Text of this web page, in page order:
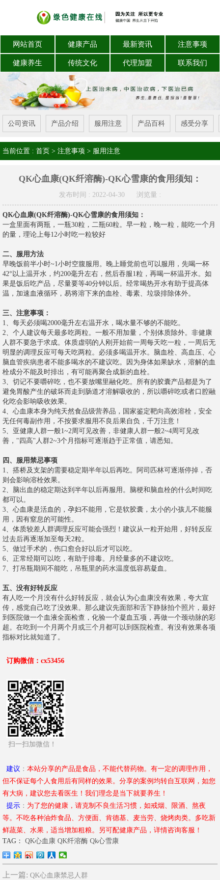
网站首页 健康产品 最新资讯 注意事项
健康养生 传统文化 代理加盟 联系我们
公司资讯 产品介绍 服用注意 产品百科 感受分享
当前位置 : 首页 > 注意事项 > 服用注意
QK心血康(QK纤溶酶)-QK心雪康的食用须知：
发布时间 : 2022-04-30 浏览量 :
QK心血康(QK纤溶酶)-QK心雪康的食用须知：
一盒里面有两瓶，一瓶30粒，二瓶60粒。早一粒，晚一粒，能吃一个月
的量，理论上每12小时吃一粒较好
二、服用方法
早晚饭前半小时~1小时空腹服用。晚上睡觉前也可以服用，先喝一杯
42°以上温开水，约200毫升左右，然后吞服1粒，再喝一杯温开水。如
果是饭后吃产品，尽量要等40分钟以后。经常喝热开水有助于提高体
温，加速血液循环，易将溶下来的血栓、毒素、垃圾排除体外。
三、注意事项：
1、每天必须喝2000毫升左右温开水，喝水量不够的不能吃。
2、个人建议每天最多吃两粒。一般不用加量，个别体质除外。非健康
人群不要急于求成。体质虚弱的人刚开始前一周每天吃一粒，一周后无
明显的调理反应可每天吃两粒。必须多喝温开水。脑血栓、高血压、心
脑血管疾病患者不能多喝水的不建议吃。因为身体如果缺水，溶解的血
栓成分不能及时排出，有可能再聚合成新的血栓。
3、切记不要嚼碎吃，也不要放嘴里融化吃。所有的胶囊产品都是为了
避免胃酸产生的破坏而走到肠道才溶解吸收的，所以嚼碎吃或者口腔融
化吃会影响吸收效果。
4、心血康本身为纯天然食品级营养品，国家鉴定靶向高效溶栓，安全
无任何毒副作用，不按要求服用不良后果自负，千万注意！
5、亚健康人群一般1~2周可见改善，非健康人群一般2~4周可见改
善，"四高"人群2~3个月指标可逐渐趋于正常值，请悉知。
四、服用禁忌事项
1、搭桥及支架的需要稳定期半年以后再吃。阿司匹林可逐渐停掉，否
则会影响溶栓效果。
2、脑出血的稳定期达到半年以后再服用。脑梗和脑血栓的什么时间吃
都可以。
3、心血康是活血的，孕妇不能用，它是软胶囊，太小的小孩儿不能服
用，因有窒息的可能性。
4、体质较差人群调理反应可能会强烈！建议从一粒开始用，好转反应
过去后再逐渐加至每天2粒。
5、做过手术的，伤口愈合好以后才可以吃。
6、正常经期可以吃，有助于排毒。月经量多的不建议吃。
7、打吊瓶期间不能吃，吊瓶里的药水温度低容易凝血。
五、没有好转反应
有人吃一个月没有什么好转反应，就会认为心血康没有效果，夸大宣
传，感觉自己吃了没效果。那么建议先面部和舌下静脉拍个照片，最好
到医院做一个血液全面检查，化验一个凝血五项，再做一个颈动脉的彩
超。在吃到一个月两个月或三个月都可以到医院检查。有没有效果各项
指标对比就知道了。
订购微信：cx53456
扫一扫加微信！
建议 ： 本站分享的产品是食品，不能代替药物。有一定的调理作用，
但不保证每个人食用后有同样的效果。分享的案例均转自互联网，如您
有大病，建议您去看医生！我们理念是当下就要养生！
提示 ： 为了您的健康，请克制不良生活习惯，如戒烟、限酒、熬夜
等。不吃各种油炸食品、方便面、肯德基、麦当劳、烧烤肉类。多吃新
鲜蔬菜、水果，适当增加粗粮。另可配健康产品，详情咨询客服！
TAG：
QK心血康 QK纤溶酶 Qk心雪康
上一篇: QK心血康禁忌人群